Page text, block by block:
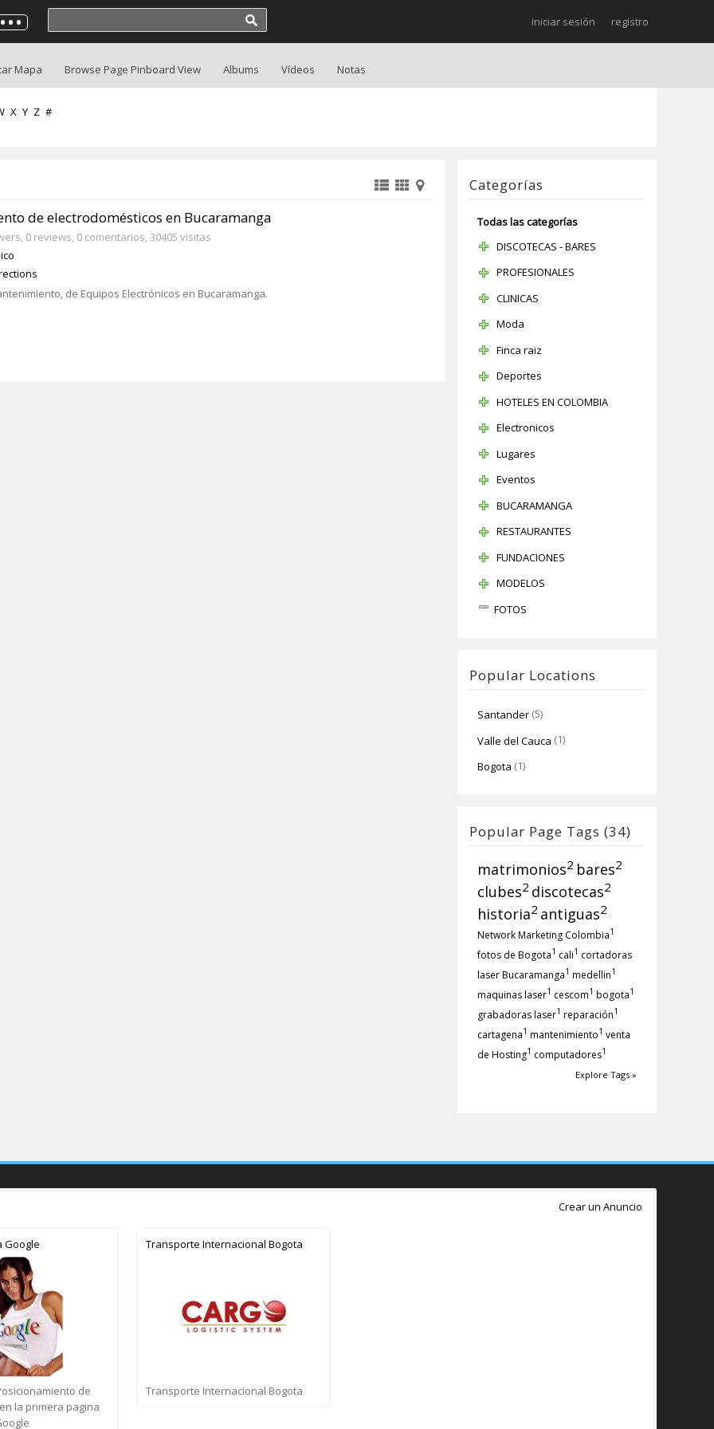
iniciar sesión registro
Mapa Browse Page Pinboard View Albums Vídeos Notas
X Y Z #
Categorías
Todas las categorías
DISCOTECAS - BARES
PROFESIONALES
CLINICAS
Moda
Finca raiz
Deportes
HOTELES EN COLOMBIA
Electronicos
Lugares
Eventos
BUCARAMANGA
RESTAURANTES
FUNDACIONES
MODELOS
FOTOS
Popular Locations
Santander (5)
Valle del Cauca (1)
Bogota (1)
Popular Page Tags (34)
matrimonios2 bares2
clubes2 discotecas2
historia2 antiguas2
Network Marketing Colombia1
fotos de Bogota1 cali1 cortadoras
laser Bucaramanga1 medellin1
maquinas laser1 cescom1 bogota1
grabadoras laser1 reparación1
cartagena1 mantenimiento1 venta
de Hosting1 computadores1
Explore Tags »
de electrodomésticos en Bucaramanga
0 reviews, 0 comentarios, 30405 visitas
de Equipos Electrónicos en Bucaramanga.
Crear un Anuncio
Google
de
la primera pagina
Transporte Internacional Bogota
Transporte Internacional Bogota